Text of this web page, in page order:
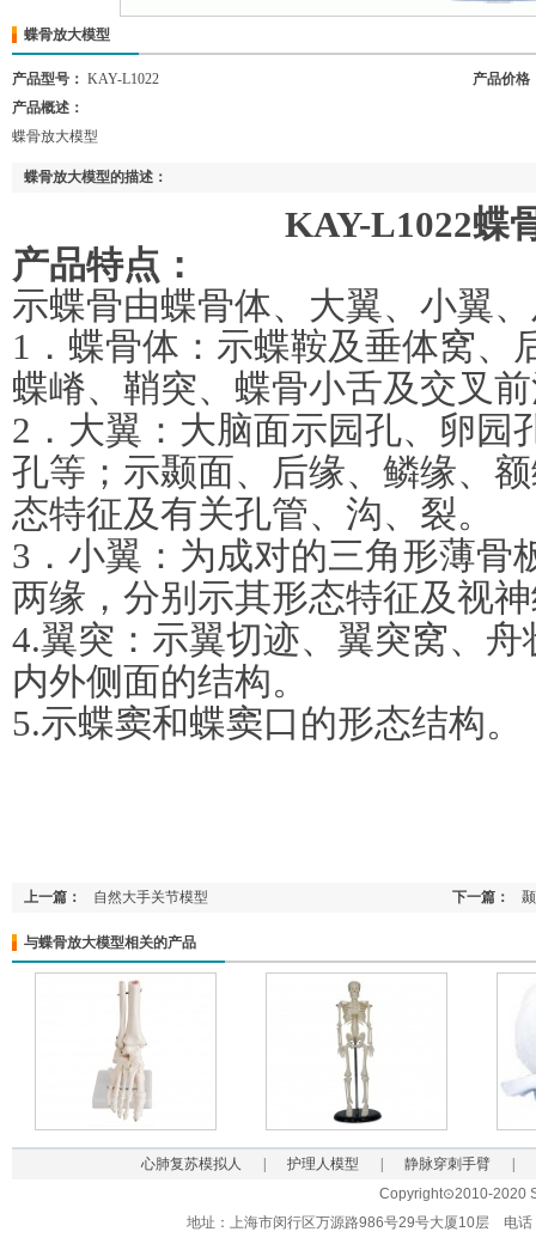
蝶骨放大模型
产品型号： KAY-L1022
产品价格
产品概述：
蝶骨放大模型
蝶骨放大模型的描述：
KAY-L1022蝶骨
产品特点：
示蝶骨由蝶骨体、大翼、小翼
1．蝶骨体：示蝶鞍及垂体窝、
蝶嵴、鞘突、蝶骨小舌及交叉
2．大翼：大脑面示园孔、卵园
孔等；示颞面、后缘、鳞缘、
态特征及有关孔管、沟、裂。
3．小翼：为成对的三角形薄骨
两缘，分别示其形态特征及视
4.翼突：示翼切迹、翼突窝、
内外侧面的结构。
5.示蝶窦和蝶窦口的形态结构。
上一篇： 自然大手关节模型 下一篇：
与蝶骨放大模型相关的产品
心肺复苏模拟人 护理人模型 静脉穿刺手臂
Copyright⊙2010-2020
地址：上海市闵行区万源路986号29号大厦10层 电